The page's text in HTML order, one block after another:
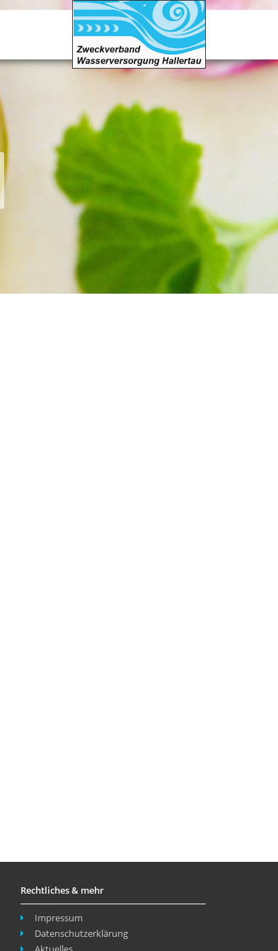
Rechtliches & mehr
Impressum
Datenschutzerklärung